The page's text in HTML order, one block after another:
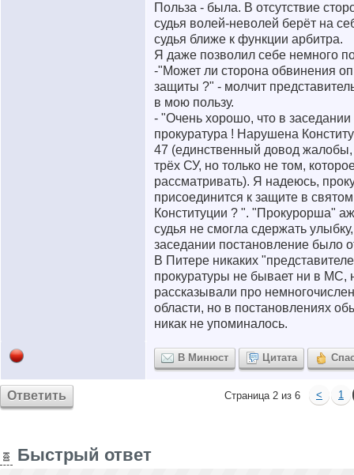
Польза - была. В отсутствие
судья волей-неволей берёт на
судья ближе к функции арбитра.
Я даже позволил себе немного
-"Может ли сторона обвинения
защиты ?" - молчит
в мою пользу.
- "Очень хорошо, что в заседании
прокуратура ! Нарушена
47 (единственный довод
трёх СУ, но только не том,
рассматривать). Я надеюсь,
присоединится к защите в
Конституции ? ". "Прокурорша"
судья не смогла сдержать
заседании постановление было
В Питере никаких
прокуратуры не бывает ни в МС,
рассказывали про
области, но в постановлениях
никак не упоминалось.
В Минюст Цитата
Ответить Страница 2 из 6 < 1
Быстрый ответ